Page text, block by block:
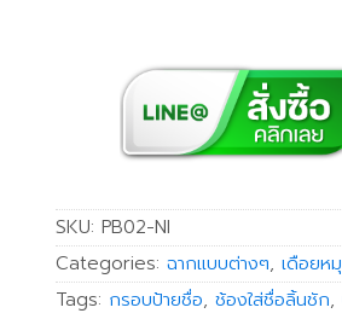
SKU: PB02-NI
Categories: ฉากแบบต่างๆ, เดือยห
Tags: กรอบป้ายชื่อ, ช้องใส่ชื่อลิ้นชัก,